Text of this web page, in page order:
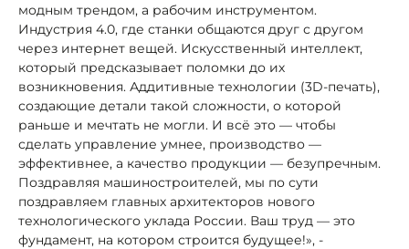
модным трендом, а рабочим инструментом.
Индустрия 4.0, где станки общаются друг с другом
через интернет вещей. Искусственный интеллект,
который предсказывает поломки до их
возникновения. Аддитивные технологии (3D-печать),
создающие детали такой сложности, о которой
раньше и мечтать не могли. И всё это — чтобы
сделать управление умнее, производство —
эффективнее, а качество продукции — безупречным.
Поздравляя машиностроителей, мы по сути
поздравляем главных архитекторов нового
технологического уклада России. Ваш труд — это
фундамент, на котором строится будущее!», -